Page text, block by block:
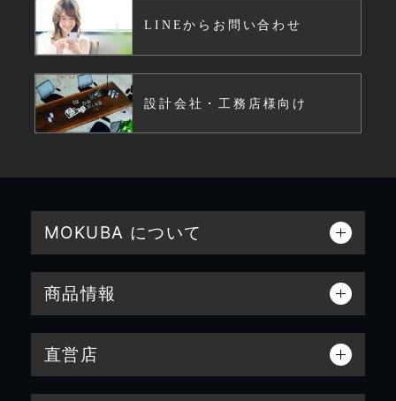
LINEからお問い合わせ
設計会社・工務店様向け
MOKUBA について
商品情報
直営店